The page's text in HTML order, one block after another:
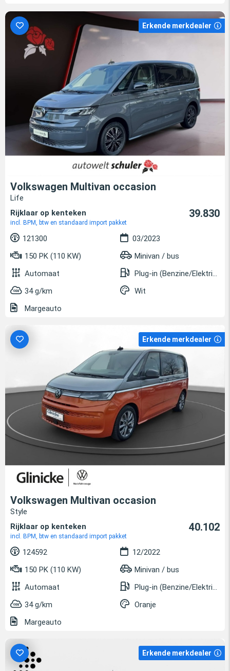
Erkende merkdealer
Volkswagen Multivan occasion
Life
Rijklaar op kenteken
incl. BPM, btw en standaard import pakket
39.830
121300
03/2023
150 PK (110 KW)
Minivan / bus
Automaat
Plug-in (Benzine/Elektrisch)
34 g/km
Wit
Margeauto
Erkende merkdealer
Volkswagen Multivan occasion
Style
Rijklaar op kenteken
incl. BPM, btw en standaard import pakket
40.102
124592
12/2022
150 PK (110 KW)
Minivan / bus
Automaat
Plug-in (Benzine/Elektrisch)
34 g/km
Oranje
Margeauto
Erkende merkdealer